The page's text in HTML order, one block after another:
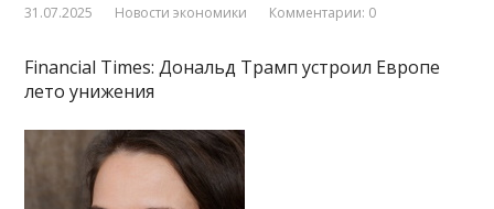
31.07.2025 Новости экономики Комментарии: 0
Financial Times: Дональд Трамп устроил Европе
лето унижения